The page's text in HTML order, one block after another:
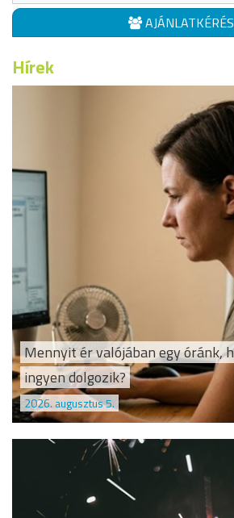
AJÁNLATKÉRÉS
Hírek
Mennyit ér valójában egy óránk,
ingyen dolgozik?
2026. augusztus 5.